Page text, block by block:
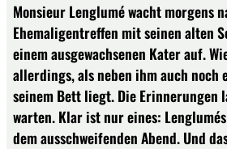
Monsieur Lenglumé wacht morgens
Ehemaligentreffen mit seinen alten
einem ausgewachsenen Kater auf.
allerdings, als neben ihm auch noch
seinem Bett liegt. Die Erinnerungen
warten. Klar ist nur eines:
dem ausschweifenden Abend. Und